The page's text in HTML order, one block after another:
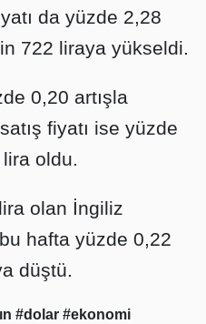
da yüzde 2,28
722 liraya yükseldi.
0,20 artışla
fiyatı ise yüzde
oldu.
olan İngiliz
hafta yüzde 0,22
düştü.
#dolar #ekonomi